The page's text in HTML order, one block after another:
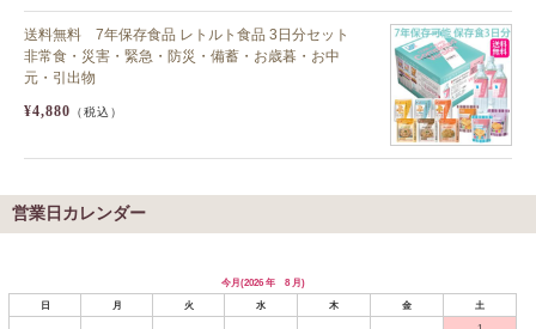
送料無料 7年保存食品 レトルト食品 3日分セット
非常食・災害・緊急・防災・備蓄・お歳暮・お中
元・引出物
¥4,880 （税込）
営業日カレンダー
今月(2026 年 8 月)
日
月 火 水 木 金
土